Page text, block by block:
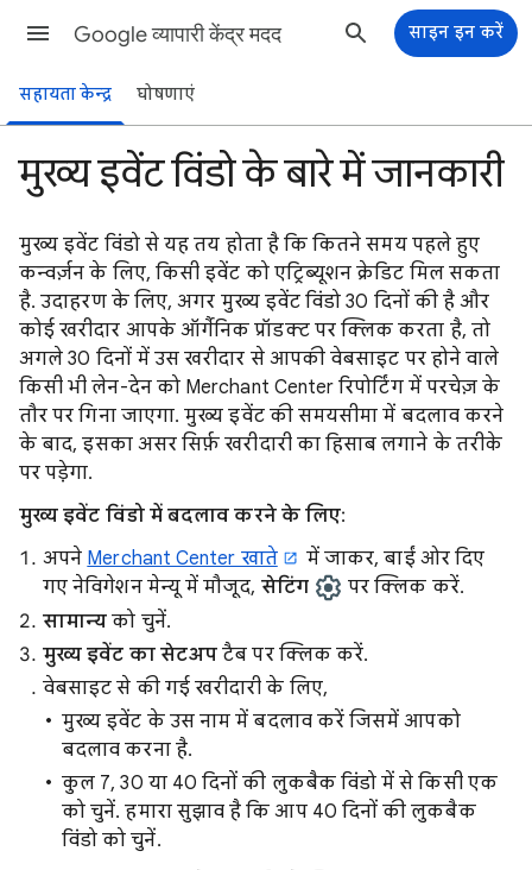
Google व्यापारी केंद्र मदद साइन इन करें
सहायता केन्द्र घोषणाएं
मुख्य इवेंट विंडो के बारे में जानकारी
मुख्य इवेंट विंडो से यह तय होता है कि कितने समय पहले हुए
कन्वर्ज़न के लिए, किसी इवेंट को एट्रिब्यूशन क्रेडिट मिल सकता
है. उदाहरण के लिए, अगर मुख्य इवेंट विंडो 30 दिनों की है और
कोई खरीदार आपके ऑर्गैनिक प्रॉडक्ट पर क्लिक करता है, तो
अगले 30 दिनों में उस खरीदार से आपकी वेबसाइट पर होने वाले
किसी भी लेन-देन को Merchant Center रिपोर्टिंग में परचेज़ के
तौर पर गिना जाएगा. मुख्य इवेंट की समयसीमा में बदलाव करने
के बाद, इसका असर सिर्फ़ खरीदारी का हिसाब लगाने के तरीके
पर पड़ेगा.
मुख्य इवेंट विंडो में बदलाव करने के लिए:
अपने Merchant Center खाते
में जाकर, बाईं ओर दिए
गए नेविगेशन मेन्यू में मौजूद, सेटिंग
पर क्लिक करें.
सामान्य को चुनें.
मुख्य इवेंट का सेटअप टैब पर क्लिक करें.
वेबसाइट से की गई खरीदारी के लिए,
मुख्य इवेंट के उस नाम में बदलाव करें जिसमें आपको
बदलाव करना है.
कुल 7, 30 या 40 दिनों की लुकबैक विंडो में से किसी एक
को चुनें. हमारा सुझाव है कि आप 40 दिनों की लुकबैक
विंडो को चुनें.